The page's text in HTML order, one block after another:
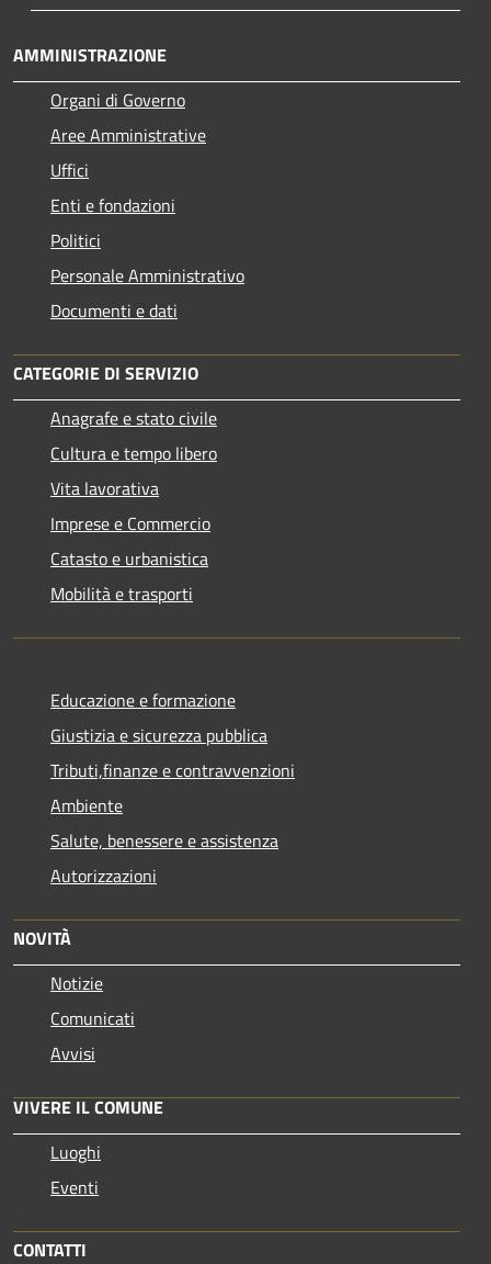
AMMINISTRAZIONE
Organi di Governo
Aree Amministrative
Uffici
Enti e fondazioni
Politici
Personale Amministrativo
Documenti e dati
CATEGORIE DI SERVIZIO
Anagrafe e stato civile
Cultura e tempo libero
Vita lavorativa
Imprese e Commercio
Catasto e urbanistica
Mobilità e trasporti
Educazione e formazione
Giustizia e sicurezza pubblica
Tributi,finanze e contravvenzioni
Ambiente
Salute, benessere e assistenza
Autorizzazioni
NOVITÀ
Notizie
Comunicati
Avvisi
VIVERE IL COMUNE
Luoghi
Eventi
CONTATTI